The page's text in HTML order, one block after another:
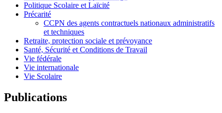
Politique Scolaire et Laïcité
Précarité
CCPN des agents contractuels nationaux administratifs
et techniques
Retraite, protection sociale et prévoyance
Santé, Sécurité et Conditions de Travail
Vie fédérale
Vie internationale
Vie Scolaire
Publications